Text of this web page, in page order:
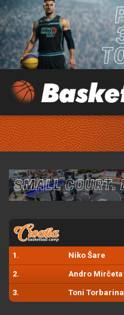
1. Niko Šare
2. Andro Mirčeta
3. Toni Torbarina